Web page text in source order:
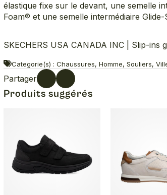
élastique fixe sur le devant, une semelle
Foam® et une semelle intermédiaire Glide-
SKECHERS USA CANADA INC | Slip-ins
Categorie(s) : Chaussures, Homme, Souliers,
Partager
Produits suggérés